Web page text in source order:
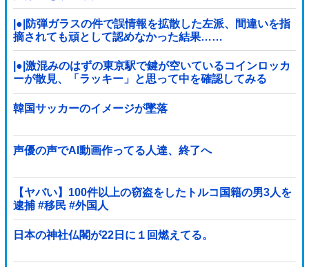
|●|防弾ガラスの件で誤情報を拡散した左派、間違いを指
摘されても頑として認めなかった結果……
|●|激混みのはずの東京駅で鍵が空いているコインロッカ
ーが散見、「ラッキー」と思って中を確認してみる
と……
韓国サッカーのイメージが墜落
声優の声でAI動画作ってる人達、終了へ
【ヤバい】100件以上の窃盗をしたトルコ国籍の男3人を
逮捕 #移民 #外国人
日本の神社仏閣が22日に１回燃えてる。